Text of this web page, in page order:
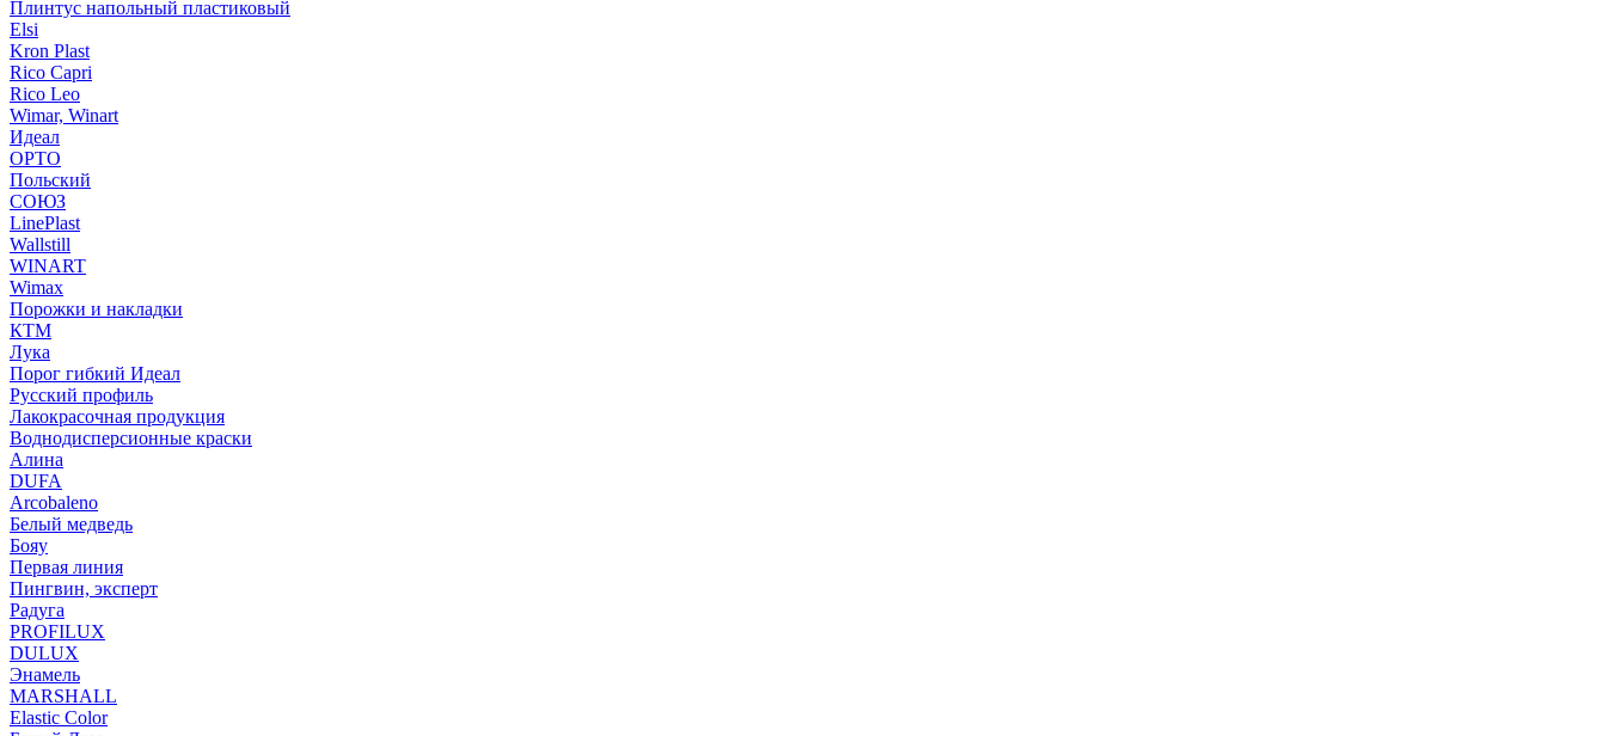
Плинтус напольный пластиковый
Elsi
Kron Plast
Rico Capri
Rico Leo
Wimar, Winart
Идеал
ОРТО
Польский
СОЮЗ
LinePlast
Wallstill
WINART
Wimax
Порожки и накладки
КТМ
Лука
Порог гибкий Идеал
Русский профиль
Лакокрасочная продукция
Воднодисперсионные краски
Алина
DUFA
Arcobaleno
Белый медведь
Бояу
Первая линия
Пингвин, эксперт
Радуга
PROFILUX
DULUX
Энамель
MARSHALL
Elastic Color